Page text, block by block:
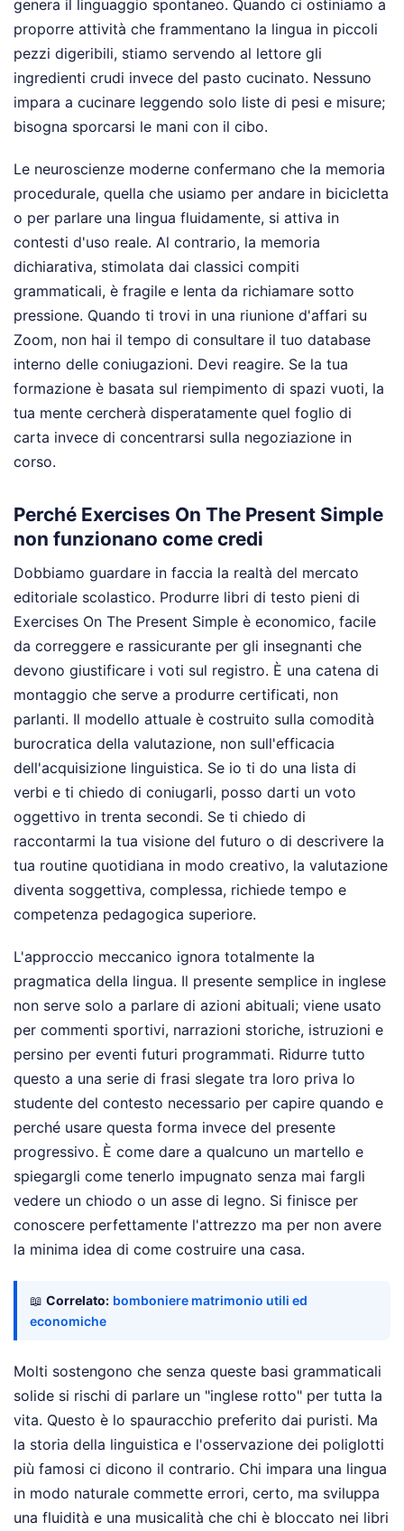
genera il linguaggio spontaneo. Quando ci ostiniamo a
proporre attività che frammentano la lingua in piccoli
pezzi digeribili, stiamo servendo al lettore gli
ingredienti crudi invece del pasto cucinato. Nessuno
impara a cucinare leggendo solo liste di pesi e misure;
bisogna sporcarsi le mani con il cibo.
Le neuroscienze moderne confermano che la memoria
procedurale, quella che usiamo per andare in bicicletta
o per parlare una lingua fluidamente, si attiva in
contesti d'uso reale. Al contrario, la memoria
dichiarativa, stimolata dai classici compiti
grammaticali, è fragile e lenta da richiamare sotto
pressione. Quando ti trovi in una riunione d'affari su
Zoom, non hai il tempo di consultare il tuo database
interno delle coniugazioni. Devi reagire. Se la tua
formazione è basata sul riempimento di spazi vuoti, la
tua mente cercherà disperatamente quel foglio di
carta invece di concentrarsi sulla negoziazione in
corso.
Perché Exercises On The Present Simple
non funzionano come credi
Dobbiamo guardare in faccia la realtà del mercato
editoriale scolastico. Produrre libri di testo pieni di
Exercises On The Present Simple è economico, facile
da correggere e rassicurante per gli insegnanti che
devono giustificare i voti sul registro. È una catena di
montaggio che serve a produrre certificati, non
parlanti. Il modello attuale è costruito sulla comodità
burocratica della valutazione, non sull'efficacia
dell'acquisizione linguistica. Se io ti do una lista di
verbi e ti chiedo di coniugarli, posso darti un voto
oggettivo in trenta secondi. Se ti chiedo di
raccontarmi la tua visione del futuro o di descrivere la
tua routine quotidiana in modo creativo, la valutazione
diventa soggettiva, complessa, richiede tempo e
competenza pedagogica superiore.
L'approccio meccanico ignora totalmente la
pragmatica della lingua. Il presente semplice in inglese
non serve solo a parlare di azioni abituali; viene usato
per commenti sportivi, narrazioni storiche, istruzioni e
persino per eventi futuri programmati. Ridurre tutto
questo a una serie di frasi slegate tra loro priva lo
studente del contesto necessario per capire quando e
perché usare questa forma invece del presente
progressivo. È come dare a qualcuno un martello e
spiegargli come tenerlo impugnato senza mai fargli
vedere un chiodo o un asse di legno. Si finisce per
conoscere perfettamente l'attrezzo ma per non avere
la minima idea di come costruire una casa.
📖 Correlato: bomboniere matrimonio utili ed
economiche
Molti sostengono che senza queste basi grammaticali
solide si rischi di parlare un "inglese rotto" per tutta la
vita. Questo è lo spauracchio preferito dai puristi. Ma
la storia della linguistica e l'osservazione dei poliglotti
più famosi ci dicono il contrario. Chi impara una lingua
in modo naturale commette errori, certo, ma sviluppa
una fluidità e una musicalità che chi è bloccato nei libri